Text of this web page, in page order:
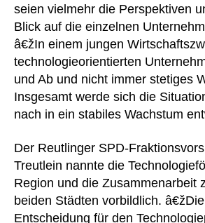
seien vielmehr die Perspektiven
Blick auf die einzelnen
â€žIn einem jungen
technologieorientierten
und Ab und nicht immer stetiges
Insgesamt werde sich die
nach in ein stabiles Wachstum
Der Reutlinger SPD-
Treutlein nannte die
Region und die Zusammenarbeit
beiden Städten vorbildlich.
Entscheidung für den